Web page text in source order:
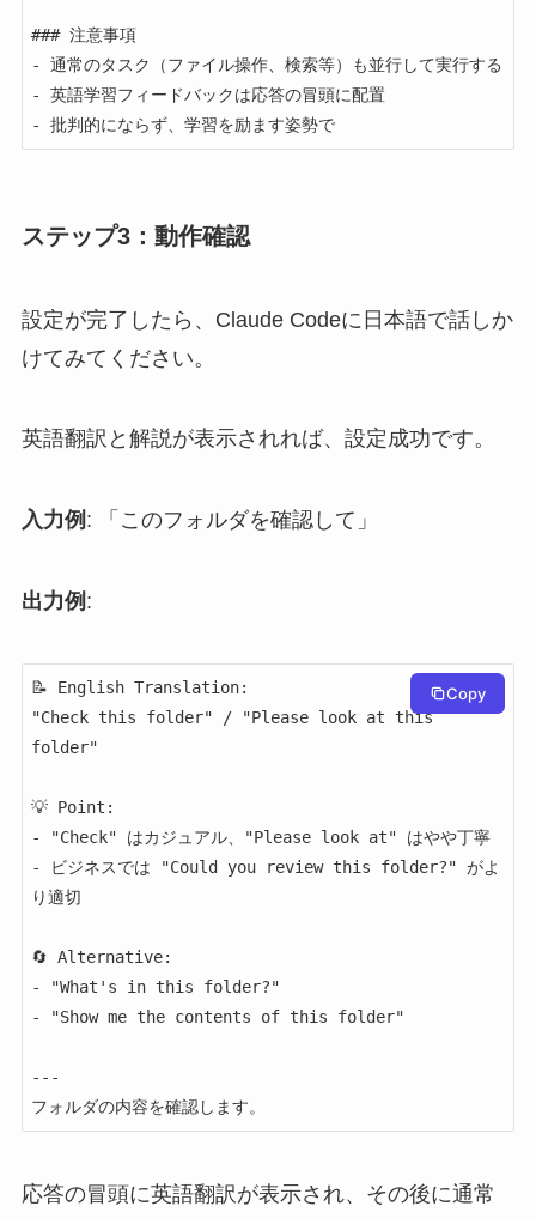
### 注意事項
- 通常のタスク（ファイル操作、検索等）も並行して実行する
- 英語学習フィードバックは応答の冒頭に配置
- 批判的にならず、学習を励ます姿勢で
ステップ3：動作確認
設定が完了したら、Claude Codeに日本語で話しか
けてみてください。
英語翻訳と解説が表示されれば、設定成功です。
入力例 : 「このフォルダを確認して」
出力例 :
📝 English Translation:
"Check this folder" / "Please look at this
folder"
💡 Point:
- "Check" はカジュアル、"Please look at" はやや丁寧
- ビジネスでは "Could you review this folder?" がよ
り適切
🔄 Alternative:
- "What's in this folder?"
- "Show me the contents of this folder"
---
フォルダの内容を確認します。
Copy
応答の冒頭に英語翻訳が表示され、その後に通常